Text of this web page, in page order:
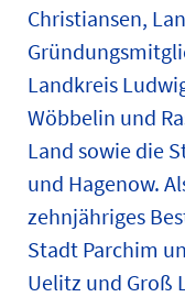
Christiansen,
Landkreis
Wöbbelin und
Land sowie die
und Hagenow.
zehnjähriges
Stadt Parchim
Uelitz und Groß